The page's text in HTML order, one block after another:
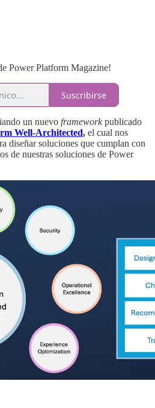
Power Platform Magazine!
Suscribirse
un nuevo frameworkpublicado
Well-Architected, el cual nos
diseñar soluciones que cumplan con
de nuestras soluciones de Power